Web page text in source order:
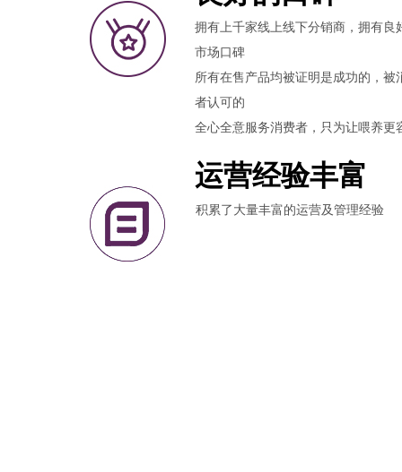
运营经验丰富
积累了大量丰富的运营及管理经验
拥有上千家线上线下分销商，拥有良
市场口碑
所有在售产品均被证明是成功的，被
者认可的
全心全意服务消费者，只为让喂养更